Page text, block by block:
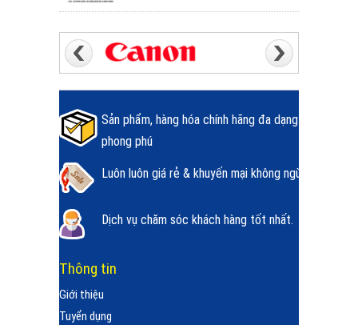
Sản phẩm, hàng hóa chính hãng đa dạng
phong phú
Luôn luôn giá rẻ & khuyến mại không ngừng.
Dịch vụ chăm sóc khách hàng tốt nhất.
Thông tin
Giới thiệu
Tuyển dụng